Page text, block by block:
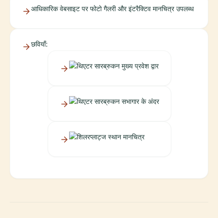
आधिकारिक वेबसाइट पर फोटो गैलरी और इंटरैक्टिव मानचित्र उपलब्ध
छवियाँ: